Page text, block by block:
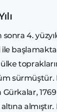
4.
ülke
sürmüştür.
1769
almıştır.